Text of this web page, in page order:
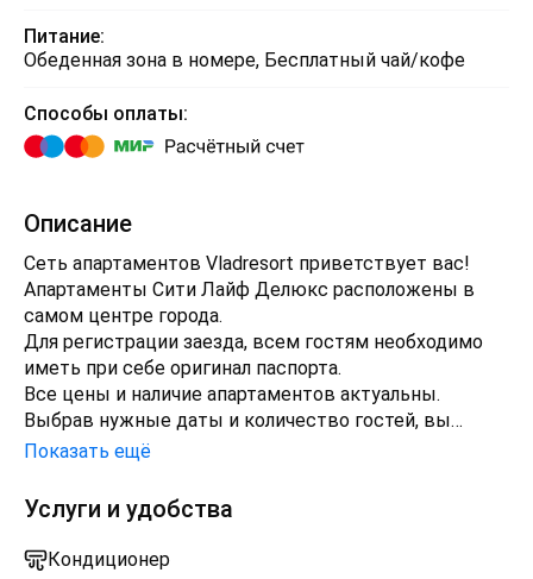
Питание:
Обеденная зона в номере, Бесплатный чай/кофе
Способы оплаты:
Описание
Сеть апартаментов Vladresort приветствует вас!
Апартаменты Сити Лайф Делюкс расположены в
самом центре города.
Для регистрации заезда, всем гостям необходимо
иметь при себе оригинал паспорта.
Все цены и наличие апартаментов актуальны.
Выбрав нужные даты и количество гостей, вы
узнаете окончательную стоимость вашего
Мы с радостью ответим на ваши вопросы
ежедневно, с 9:00 до 21:00.
Показать ещё
Услуги и удобства
Кондиционер